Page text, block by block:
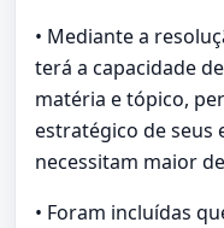
• Mediante a
terá a capacidade
matéria e tópico,
estratégico de seus
necessitam maior
• Foram incluídas